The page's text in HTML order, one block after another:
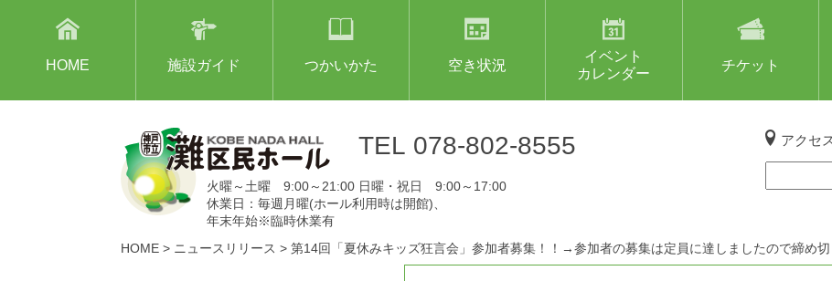
HOME 施設ガイド つかいかた 空き状況
イベント
カレンダー
チケット
TEL 078-802-8555
火曜～土曜 9:00～21:00 日曜・祝日 9:00～17:00
休業日：毎週月曜(ホール利用時は開館)、
年末年始※臨時休業有
アクセ
HOME > ニュースリリース > 第14回「夏休みキッズ狂言会」参加者募集！！→参加者の募集は定員に達しましたので締め切